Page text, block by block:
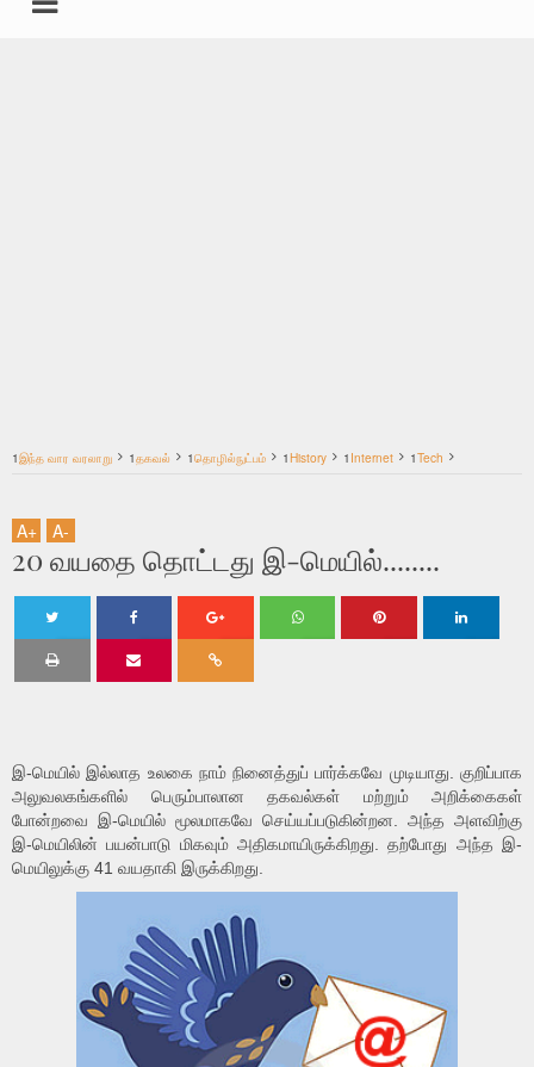
1இந்த வார வரலாறு 1தகவல் 1தொழில்நுட்பம் 1History 1 Internet 1Tech
A+ A-
20 வயதை தொட்டது இ-மெயில்........
Shar Shar
இ-மெயில் இல்லாத உலகை நாம் நினைத்துப் பார்க்கவே முடியாது. குறிப்பாக
அலுவலகங்களில் பெரும்பாலான தகவல்கள் மற்றும் அறிக்கைகள்
போன்றவை இ-மெயில் மூலமாகவே செய்யப்படுகின்றன. அந்த அளவிற்கு
இ-மெயிலின் பயன்பாடு மிகவும் அதிகமாயிருக்கிறது. தற்போது அந்த இ-
மெயிலுக்கு 41 வயதாகி இருக்கிறது.
மற்றவை